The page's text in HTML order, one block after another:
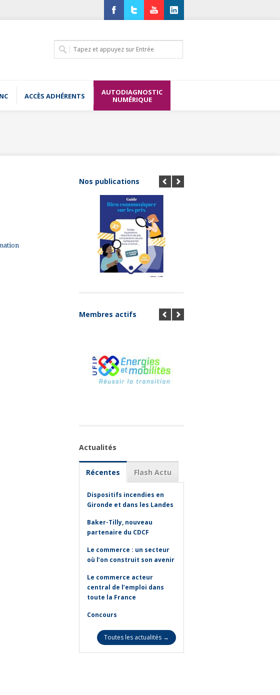
ACCÈS ADHÉRENTS
AUTODIAGNOSTIC
NUMÉRIQUE
Nos publications
Membres actifs
Actualités
Récentes Flash Actu
Dispositifs incendies en
Gironde et dans les Landes
Baker-Tilly, nouveau
partenaire du CDCF
Le commerce : un secteur
où l’on construit son avenir
Le commerce acteur
central de l’emploi dans
toute la France
Concours
Toutes les actualités →